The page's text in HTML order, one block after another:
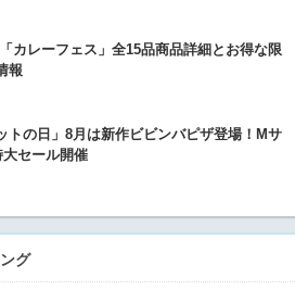
カレーフェス」全15品商品詳細とお得な限
報
トの日」8月は新作ビビンバピザ登場！Mサ
セール開催
グ